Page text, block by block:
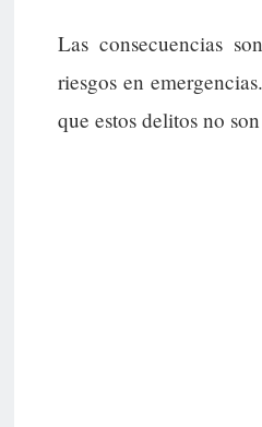
Las consecuencias
riesgos en
que estos delitos no